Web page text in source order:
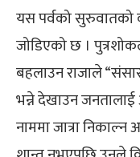
यस पर्वको सुरुवातको
जोडिएको छ ।
बहलाउन राजाले
भन्ने देखाउन
नाममा जात्रा